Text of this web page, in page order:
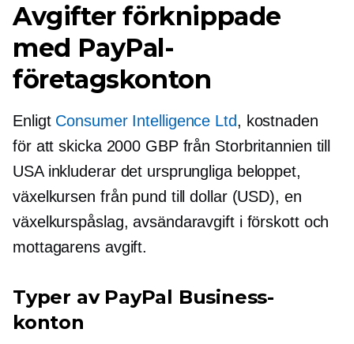
Avgifter förknippade
med PayPal-
företagskonton
Enligt Consumer Intelligence Ltd, kostnaden
för att skicka 2000 GBP från Storbritannien till
USA inkluderar det ursprungliga beloppet,
växelkursen från pund till dollar (USD), en
växelkurspåslag, avsändaravgift i förskott och
mottagarens avgift.
Typer av PayPal Business-
konton